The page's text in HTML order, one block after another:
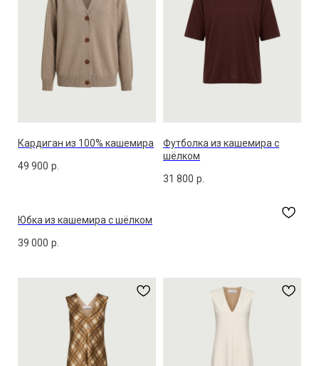
Кардиган из 100% кашемира
49 900 р.
Футболка из кашемира с
шёлком
31 800 р.
Юбка из кашемира с шёлком
39 000 р.